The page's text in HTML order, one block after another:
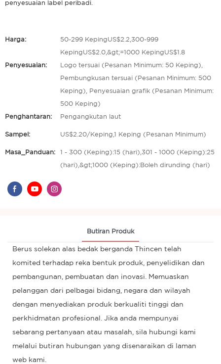
penyesuaian label peribadi.
Harga: 50-299 KepingUS$2.2,300-999
KepingUS$2.0,&gt;=1000 KepingUS$1.8
Penyesuaian: Logo tersuai (Pesanan Minimum: 50 Keping),
Pembungkusan tersuai (Pesanan Minimum: 500
Keping), Penyesuaian grafik (Pesanan Minimum:
500 Keping)
Penghantaran: Pengangkutan laut
Sampel: US$2.20/Keping,1 Keping (Pesanan Minimum)
Masa_Panduan: 1 - 300 (Keping):15 (hari),301 - 1000 (Keping):25
(hari),&gt;1000 (Keping):Boleh dirunding (hari)
Butiran Produk
Berus solekan alas bedak berganda Thincen telah
komited terhadap reka bentuk produk, penyelidikan dan
pembangunan, pembuatan dan inovasi. Memuaskan
pelanggan dari pelbagai bidang, negara dan wilayah
dengan menyediakan produk berkualiti tinggi dan
perkhidmatan profesional. Jika anda mempunyai
sebarang pertanyaan atau masalah, sila hubungi kami
melalui butiran hubungan yang disenaraikan di laman
web kami.